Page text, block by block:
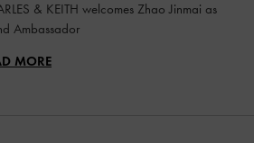
& KEITH welcomes Zhao Jinmai as
Ambassador
MORE